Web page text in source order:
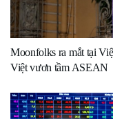
Moonfolks ra mắt tại
Việt vươn tầm ASEAN